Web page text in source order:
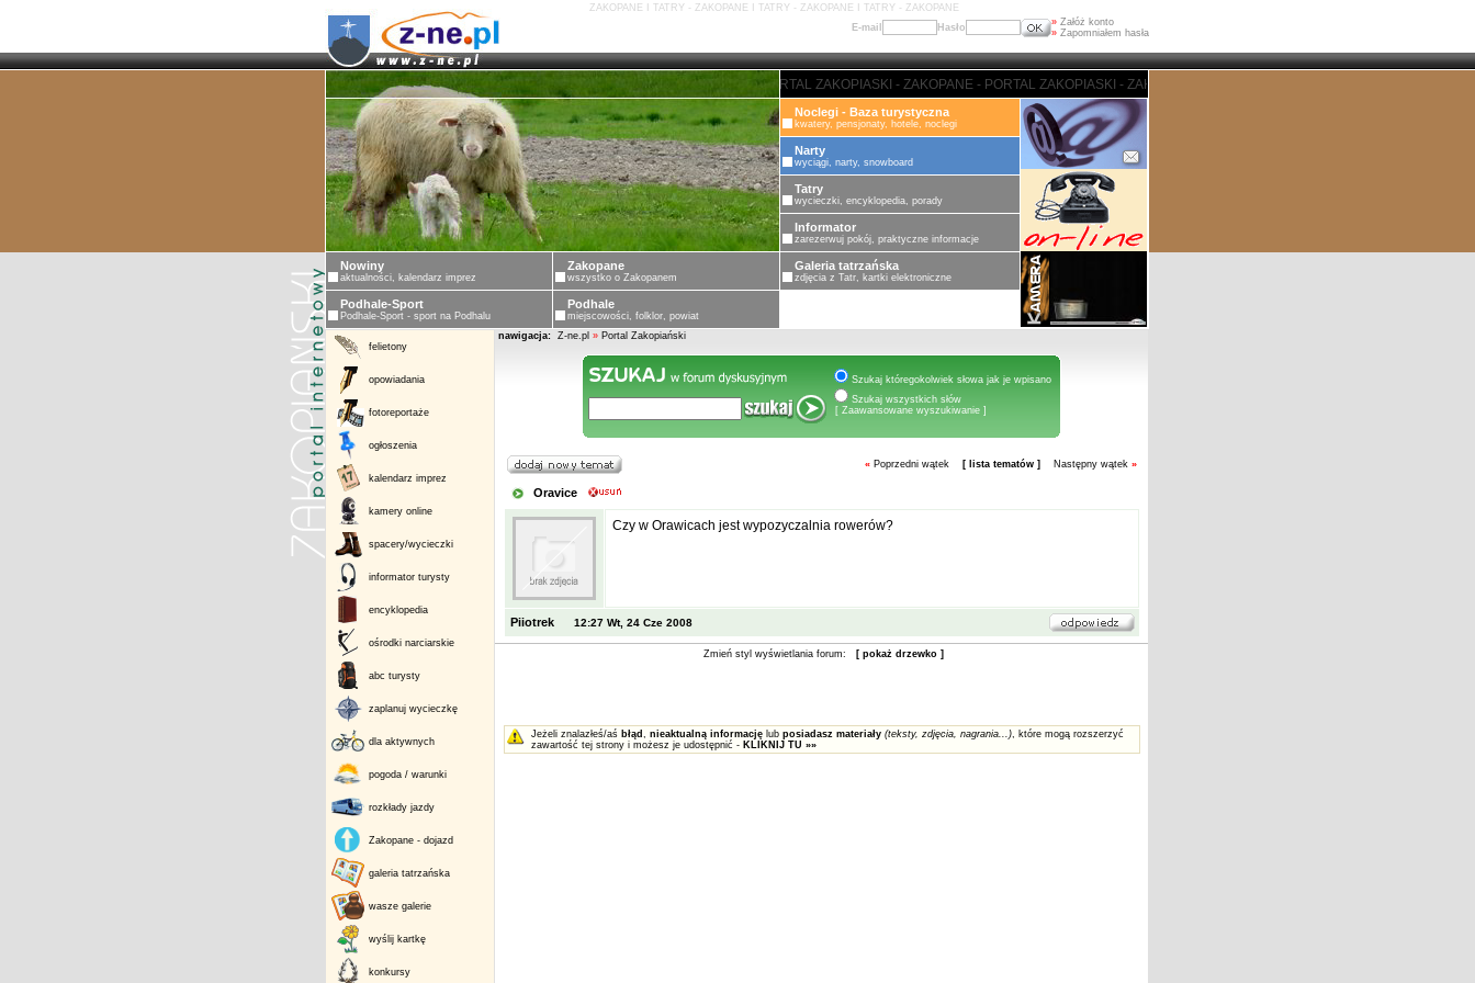
ZAKOPANE I TATRY - ZAKOPANE I TATRY - ZAKOPANE I TATRY - ZAKOPANE
E-mail
Hasło » Załóż konto
» Zapomniałem hasła
ZAKOPANE - PORTAL ZAKOPIASKI - ZAKOPANE - PORTAL ZAKOPIASKI - ZAKOPANE - PORTAL ZAKOPIASKI - ZAKOPANE
Noclegi - Baza turystyczna
kwatery, pensjonaty, hotele, noclegi
Narty
wyciągi, narty, snowboard
Tatry
wycieczki, encyklopedia, porady
Informator
zarezerwuj pokój, praktyczne informacje
Nowiny
aktualności, kalendarz imprez
Zakopane
wszystko o Zakopanem
Galeria tatrzańska
zdjęcia z Tatr, kartki elektroniczne
Podhale-Sport
Podhale-Sport - sport na Podhalu
Podhale
miejscowości, folklor, powiat
felietony
opowiadania
fotoreportaże
ogłoszenia
kalendarz imprez
kamery online
spacery/wycieczki
informator turysty
encyklopedia
ośrodki narciarskie
abc turysty
zaplanuj wycieczkę
dla aktywnych
pogoda / warunki
rozkłady jazdy
Zakopane - dojazd
galeria tatrzańska
wasze galerie
wyślij kartkę
konkursy
nawigacja: Z-ne.pl » Portal Zakopiański
Szukaj któregokolwiek słowa jak je wpisano
Szukaj wszystkich słów
[ Zaawansowane wyszukiwanie ]
« Poprzedni wątek [ lista tematów ] Następny wątek »
Oravice
Czy w Orawicach jest wypozyczalnia rowerów?
Piiotrek 12:27 Wt, 24 Cze 2008
Zmień styl wyświetlania forum: [ pokaż drzewko ]
Jeżeli znalazłeś/aś błąd , nieaktualną informacjęlub posiadasz materiały (teksty, zdjęcia, nagrania...), które mogą rozszerzyć
zawartość tej strony i możesz je udostępnić - KLIKNIJ TU »»